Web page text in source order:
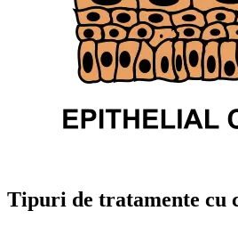
Tipuri de tratamente cu